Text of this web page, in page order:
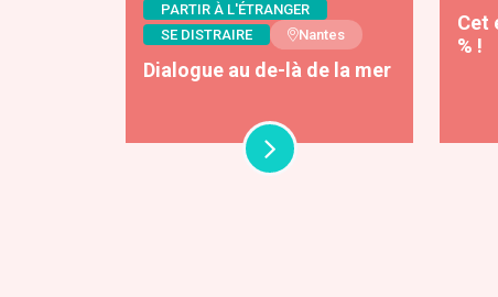
PARTIR À L'ÉTRANGER
SE DISTRAIRE
Nantes
Dialogue au de-là de la mer
Cet
% !